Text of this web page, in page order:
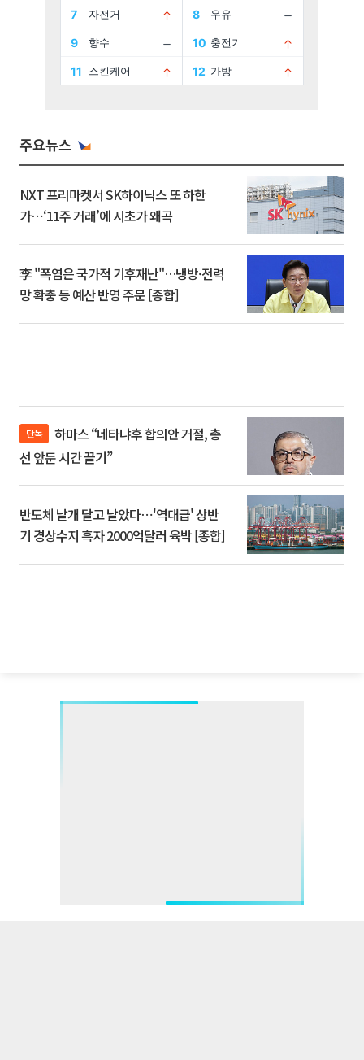
주요뉴스
NXT 프리마켓서 SK하이닉스 또 하한
가⋯‘11주 거래’에 시초가 왜곡
李 "폭염은 국가적 기후재난"…냉방·전력
망 확충 등 예산 반영 주문 [종합]
단독
선 앞둔 시간 끌기”
반도체 날개 달고 날았다⋯'역대급' 상반
기 경상수지 흑자 2000억달러 육박 [종합]